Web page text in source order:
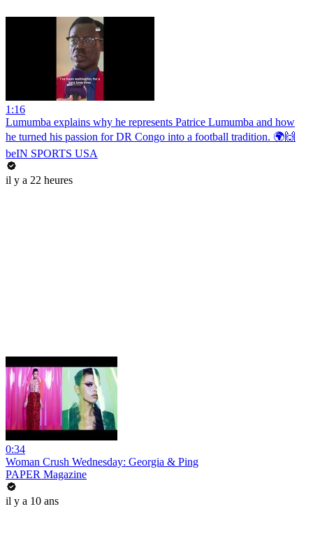
1:16
Lumumba explains why he represents Patrice Lumumba and how
he turned his passion for DR Congo into a football tradition. 🌍🙌
beIN SPORTS USA
il y a 22 heures
0:34
Woman Crush Wednesday: Georgia & Ping
PAPER Magazine
il y a 10 ans